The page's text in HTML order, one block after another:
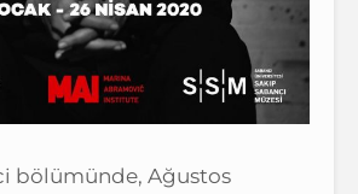
bölümünde, Ağustos